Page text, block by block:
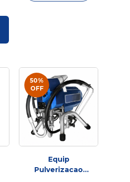
50%
OFF
Equip
Pulverizacao